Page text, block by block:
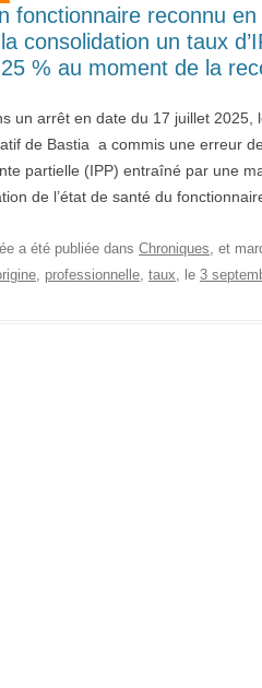
fonctionnaire reconnu
consolidation un taux
% au moment de la
un arrêt en date du 17 juillet 2025,
de Bastia a commis une erreur
partielle (IPP) entraîné par une
de l’état de santé du
a été publiée dans Chroniques, et
, professionnelle, taux, le 3